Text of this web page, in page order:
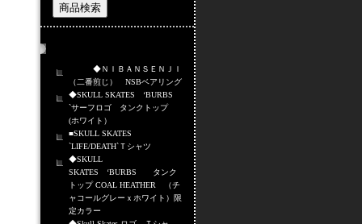
◆ＮＩＢＡＮＳＥＮＪＩ
（二番煎じ） NSBベアリング
◆SKULL SKATES ‘BURBS
`サーフロゴ タンクトップ
(ホワイト）
■SKULL SKATES
`LIFE/DEATH`Ｔシャツ
◆SKULL
SKATES ‘BURBS タンク
トップ COAL HEATHER （チ
ャコールグレーｘホワイト）限
定カラー